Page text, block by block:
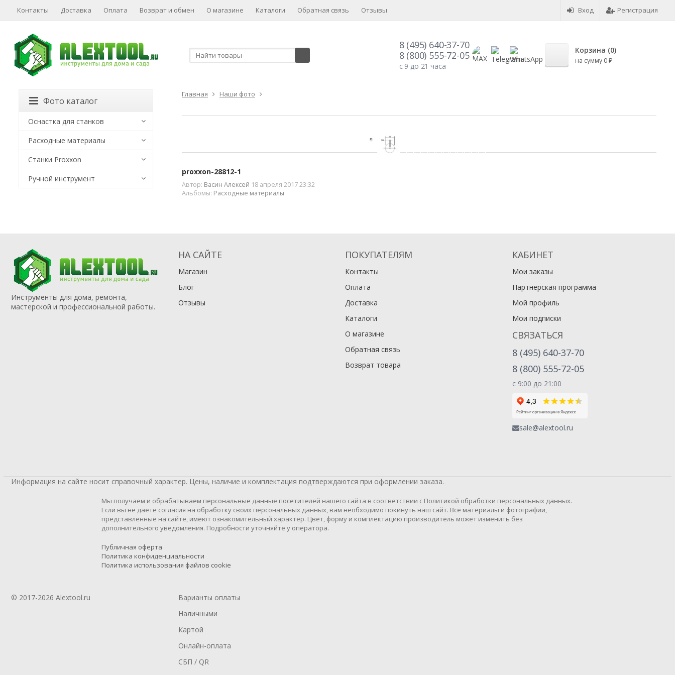
Вход Регистрация
Контакты Доставка Оплата Возврат и обмен О магазине Каталоги Обратная связь Отзывы
8 (495) 640-37-70
8 (800) 555-72-05
с 9 до 21 часа
Корзина (0)
на сумму 0 ₽
Фото каталог
Оснастка для станков
Расходные материалы
Станки Proxxon
Ручной инструмент
Главная Наши фото
proxxon-28812-1
Автор: Васин Алексей 18 апреля 2017 23:32
Альбомы: Расходные материалы
Инструменты для дома, ремонта,
мастерской и профессиональной работы.
НА САЙТЕ
Магазин
Блог
Отзывы
ПОКУПАТЕЛЯМ
Контакты
Оплата
Доставка
Каталоги
О магазине
Обратная связь
Возврат товара
КАБИНЕТ
Мои заказы
Партнерская программа
Мой профиль
Мои подписки
СВЯЗАТЬСЯ
8 (495) 640-37-70
8 (800) 555-72-05
с 9:00 до 21:00
sale@alextool.ru
Информация на сайте носит справочный характер. Цены, наличие и комплектация подтверждаются при оформлении заказа.
Мы получаем и обрабатываем персональные данные посетителей нашего сайта в соответствии с Политикой обработки персональных данных.
Если вы не даете согласия на обработку своих персональных данных, вам необходимо покинуть наш сайт. Все материалы и фотографии,
представленные на сайте, имеют ознакомительный характер. Цвет, форму и комплектацию производитель может изменить без
дополнительного уведомления. Подробности уточняйте у оператора.
Публичная оферта
Политика конфиденциальности
Политика использования файлов cookie
© 2017-2026 Alextool.ru
Варианты оплаты
Наличными
Картой
Онлайн-оплата
СБП / QR